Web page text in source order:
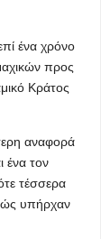
ένα χρόνο
προς
Κράτος
αναφορά
ένα τον
τέσσερα
υπήρχαν